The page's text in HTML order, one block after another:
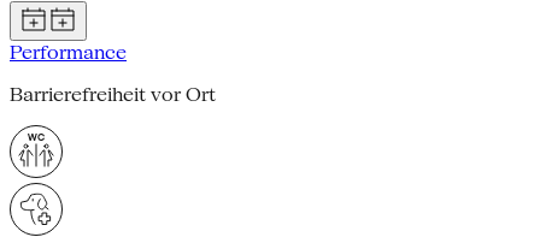
Performance
Barrierefreiheit vor Ort